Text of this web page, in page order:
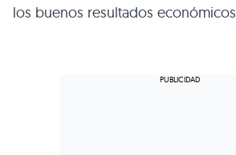
los buenos resultados económicos.